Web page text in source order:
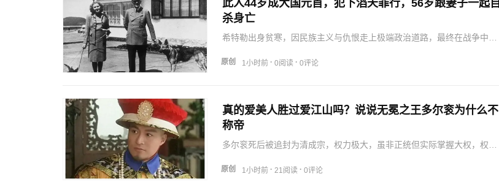
此人44岁成大国元首，犯下滔天罪行，56岁跟妻子一起自
杀身亡
希特勒出身贫寒，因民族主义与仇恨走上极端政治道路，最终在战争中毁
原创 1小时前 · 0阅读 · 0评论
真的爱美人胜过爱江山吗？说说无冕之王多尔衮为什么不
称帝
多尔衮死后被追封为清成宗，权力极大，虽非正统但实际掌握大权，权倾
原创 1小时前 · 21阅读 · 0评论